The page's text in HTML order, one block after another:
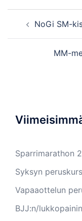
navigation
NoGi SM-
MM-
Sparrimarathon
Syksyn
Vapaaottelun
BJJ:n/